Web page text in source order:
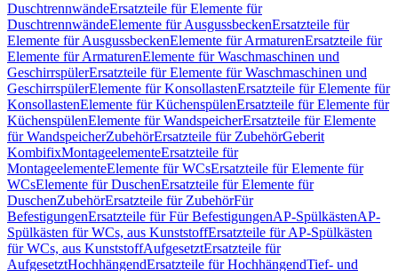
DuschtrennwändeErsatzteile für Elemente für
DuschtrennwändeElemente für AusgussbeckenErsatzteile für
Elemente für AusgussbeckenElemente für ArmaturenErsatzteile für
Elemente für ArmaturenElemente für Waschmaschinen und
GeschirrspülerErsatzteile für Elemente für Waschmaschinen und
GeschirrspülerElemente für KonsollastenErsatzteile für Elemente für
KonsollastenElemente für KüchenspülenErsatzteile für Elemente für
KüchenspülenElemente für WandspeicherErsatzteile für Elemente
für WandspeicherZubehörErsatzteile für ZubehörGeberit
KombifixMontageelementeErsatzteile für
MontageelementeElemente für WCsErsatzteile für Elemente für
WCsElemente für DuschenErsatzteile für Elemente für
DuschenZubehörErsatzteile für ZubehörFür
BefestigungenErsatzteile für Für BefestigungenAP-SpülkästenAP-
Spülkästen für WCs, aus KunststoffErsatzteile für AP-Spülkästen
für WCs, aus KunststoffAufgesetztErsatzteile für
AufgesetztHochhängendErsatzteile für HochhängendTief- und